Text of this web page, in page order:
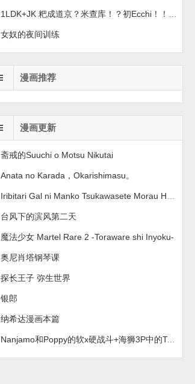
女奴的夜间训练
漫画推荐
漫画更新
斋戒的Suuchi o Motsu Nikutai
Anata no Karada，Okarishimasu。
台风下的滨风第二天
魔法少女 Martel Rare 2 -Toraware shi Inyoku-
奥尼肖塔钢琴课
探长王子 弥生世界
银郎
纳希达漫画本篇
Nanjamo和Poppy的软x硬战斗+海狮3P中的Tsukumo-chan